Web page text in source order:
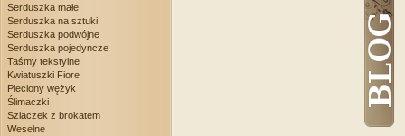
Serduszka małe
Serduszka na sztuki
Serduszka podwójne
Serduszka pojedyncze
Taśmy tekstylne
Kwiatuszki Fiore
Pleciony wężyk
Ślimaczki
Szlaczek z brokatem
Weselne